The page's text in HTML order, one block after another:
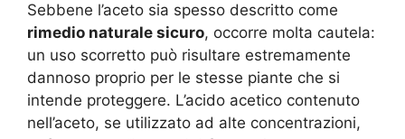
Sebbene l’aceto sia spesso descritto come
rimedio naturale sicuro, occorre molta cautela:
un uso scorretto può risultare estremamente
dannoso proprio per le stesse piante che si
intende proteggere. L’acido acetico contenuto
nell’aceto, se utilizzato ad alte concentrazioni,